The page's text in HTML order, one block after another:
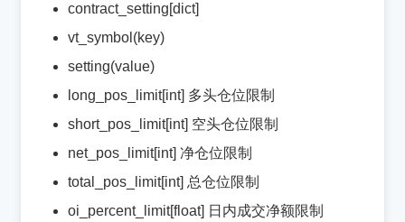
contract_setting[dict]
vt_symbol(key)
setting(value)
long_pos_limit[int] 多头仓位限制
short_pos_limit[int] 空头仓位限制
net_pos_limit[int] 净仓位限制
total_pos_limit[int] 总仓位限制
oi_percent_limit[float] 日内成交净额限制